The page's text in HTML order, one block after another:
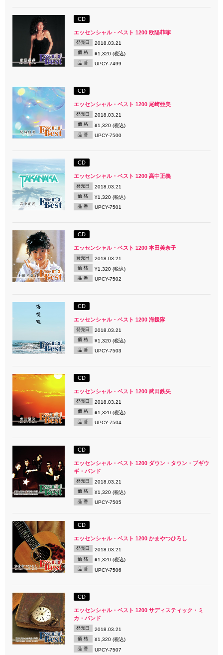
CD
エッセンシャル・ベスト 1200 欧陽菲菲
発売日 2018.03.21
価 格 ¥1,320 (税込)
品 番 UPCY-7499
CD
エッセンシャル・ベスト 1200 尾崎亜美
発売日 2018.03.21
価 格 ¥1,320 (税込)
品 番 UPCY-7500
CD
エッセンシャル・ベスト 1200 高中正義
発売日 2018.03.21
価 格 ¥1,320 (税込)
品 番 UPCY-7501
CD
エッセンシャル・ベスト 1200 本田美奈子
発売日 2018.03.21
価 格 ¥1,320 (税込)
品 番 UPCY-7502
CD
エッセンシャル・ベスト 1200 海援隊
発売日 2018.03.21
価 格 ¥1,320 (税込)
品 番 UPCY-7503
CD
エッセンシャル・ベスト 1200 武田鉄矢
発売日 2018.03.21
価 格 ¥1,320 (税込)
品 番 UPCY-7504
CD
エッセンシャル・ベスト 1200 ダウン・タウン・ブギウ
ギ・バンド
発売日 2018.03.21
価 格 ¥1,320 (税込)
品 番 UPCY-7505
CD
エッセンシャル・ベスト 1200 かまやつひろし
発売日 2018.03.21
価 格 ¥1,320 (税込)
品 番 UPCY-7506
CD
エッセンシャル・ベスト 1200 サディスティック・ミ
カ・バンド
発売日 2018.03.21
価 格 ¥1,320 (税込)
品 番 UPCY-7507